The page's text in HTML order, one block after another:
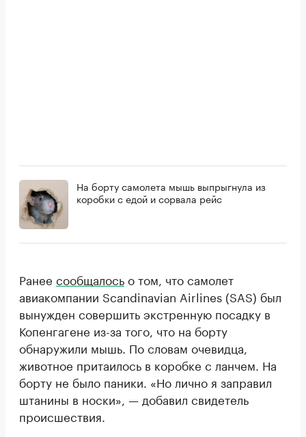
На борту самолета мышь выпрыгнула из
коробки с едой и сорвала рейс
Ранее сообщалосьо том, что самолет
авиакомпании Scandinavian Airlines (SAS) был
вынужден совершить экстренную посадку в
Копенгагене из-за того, что на борту
обнаружили мышь. По словам очевидца,
животное притаилось в коробке с ланчем. На
борту не было паники. «Но лично я заправил
штанины в носки», — добавил свидетель
происшествия.